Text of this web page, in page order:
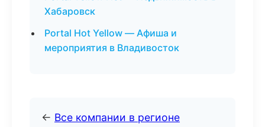
Хабаровск
Portal Hot Yellow — Афиша и
мероприятия в Владивосток
← Все компании в регионе